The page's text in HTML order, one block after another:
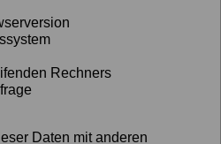
Rechners
Daten mit anderen